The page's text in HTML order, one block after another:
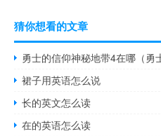
猜你想看的文章
勇士的信仰神秘地带4在哪（勇
裙子用英语怎么说
长的英文怎么读
在的英语怎么读